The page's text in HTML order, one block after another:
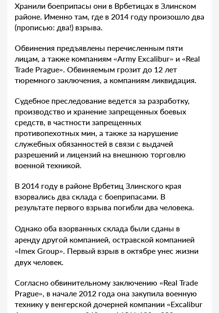
Хранили боеприпасы они в Врбетицах в Злинском
районе. Именно там, где в 2014 году произошло два
(прописью: два!) взрыва.
Обвинения предъявлены перечисленным пяти
лицам, а также компаниям «Army Excalibur» и «Real
Trade Prague». Обвиняемым грозит до 12 лет
тюремного заключения, а компаниям ликвидация.
Судебное преследование ведется за разработку,
производство и хранение запрещенных боевых
средств, в частности запрещенных
противопехотных мин, а также за нарушение
служебных обязанностей в связи с выдачей
разрешений и лицензий на внешнюю торговлю
военной техникой.
В 2014 году в районе Врбетиц Злинского края
взорвались два склада с боеприпасами. В
результате первого взрыва погибли два человека.
Однако оба взорванных склада были сданы в
аренду другой компанией, остравской компанией
«Imex Group». Первый взрыв в октябре унес жизни
двух человек.
Согласно обвинительному заключению «Real Trade
Prague», в начале 2012 года она закупила военную
технику у венгерской дочерней компании «Excalibur